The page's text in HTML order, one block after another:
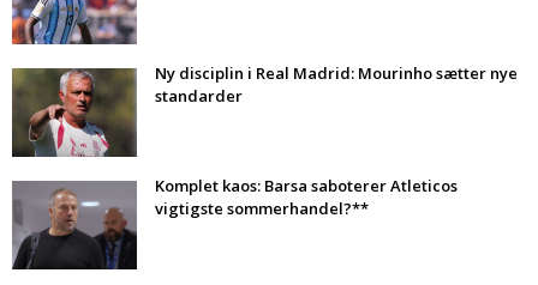
Ny disciplin i Real Madrid: Mourinho sætter nye
standarder
Komplet kaos: Barsa saboterer Atleticos
vigtigste sommerhandel?**